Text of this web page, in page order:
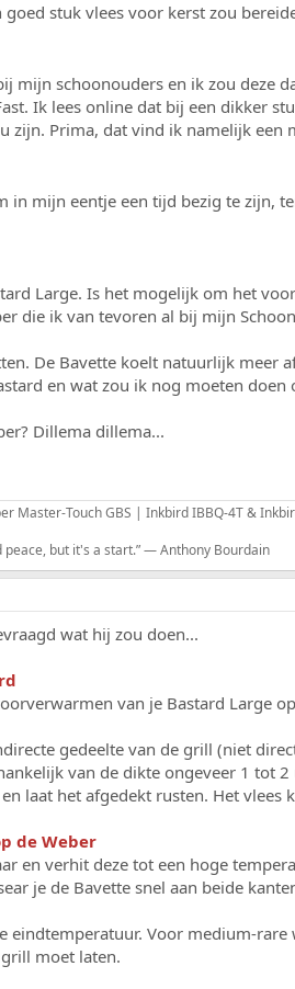
stuk vlees voor kerst zou
mijn schoonouders en ik zou deze
Ik lees online dat bij een dikker
zijn. Prima, dat vind ik namelijk
in mijn eentje een tijd bezig te zijn,
Large. Is het mogelijk om het
die ik van tevoren al bij mijn
De Bavette koelt natuurlijk meer
en wat zou ik nog moeten doen
Dillema dillema...
Master-Touch GBS | Inkbird IBBQ-4T &
but it's a start.” — Anthony Bourdain
wat hij zou doen...
van je Bastard Large
gedeelte van de grill (niet
van de dikte ongeveer 1 tot
laat het afgedekt rusten. Het
de Weber
en verhit deze tot een hoge
je de Bavette snel aan beide
eindtemperatuur. Voor medium-rare
moet laten.